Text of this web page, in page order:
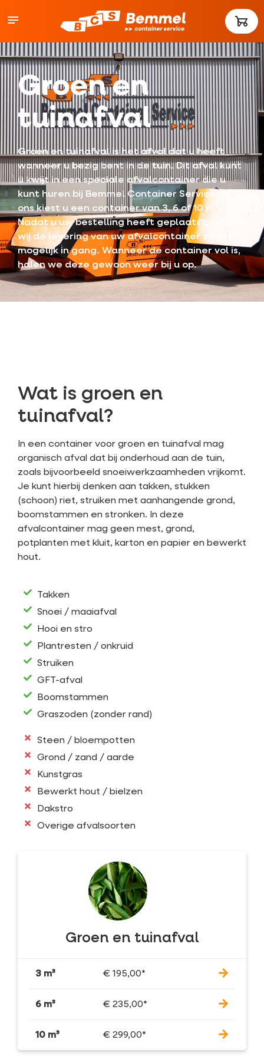
Groen en
tuinafval
Groen en tuinafval is het afval dat u heeft
wanneer u bezig bent in de tuin. Dit afval kunt
u kwijt in een speciale afvalcontainer die u
kunt huren bij Bemmel Container Service. Bij
ons kiest u een container van 3, 6 of 10 m³.
Nadat u uw bestelling heeft geplaatst, zetten
wij de levering van uw afvalcontainer zo snel
mogelijk in gang. Wanneer de container vol is,
halen we deze gewoon weer bij u op.
Wat is groen en
tuinafval?
In een container voor groen en tuinafval mag
organisch afval dat bij onderhoud aan de tuin,
zoals bijvoorbeeld snoeiwerkzaamheden vrijkomt.
Je kunt hierbij denken aan takken, stukken
(schoon) riet, struiken met aanhangende grond,
boomstammen en stronken. In deze
afvalcontainer mag geen mest, grond,
potplanten met kluit, karton en papier en bewerkt
hout.
Takken
Snoei / maaiafval
Hooi en stro
Plantresten / onkruid
Struiken
GFT-afval
Boomstammen
Graszoden (zonder rand)
Steen / bloempotten
Grond / zand / aarde
Kunstgras
Bewerkt hout / bielzen
Dakstro
Overige afvalsoorten
Groen en tuinafval
3 m³ € 195,00*
6 m³ € 235,00*
10 m³ € 299,00*